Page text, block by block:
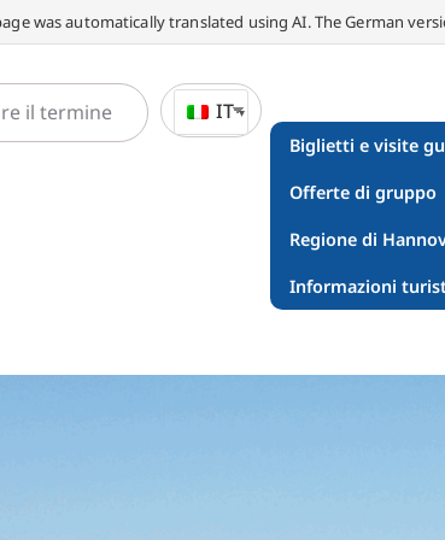
was automatically translated using AI. The German
IT
Biglietti e visite
Offerte di gruppo
Regione di
Informazioni